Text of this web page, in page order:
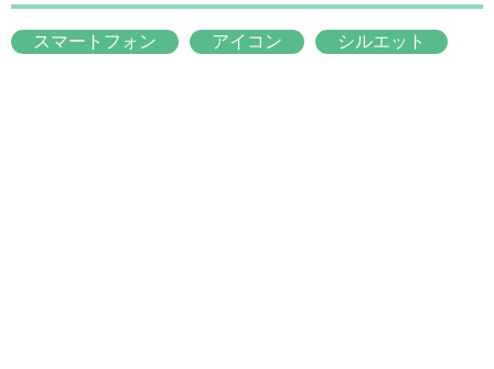
スマートフォン アイコン シルエット